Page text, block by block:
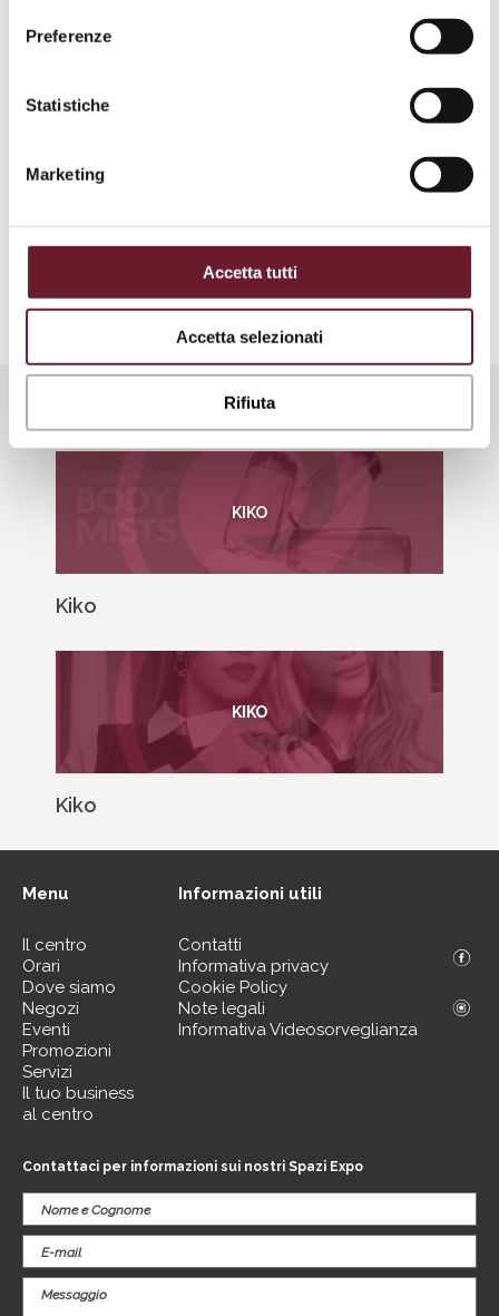
Preferenze
Statistiche
Marketing
Accetta tutti
Accetta selezionati
Rifiuta
VAI ALLA MAPPA DEL CENTRO
LE NOSTRE PROMOZIONI
KIKO
Kiko
KIKO
Kiko
Menu
Il centro
Orari
Dove siamo
Negozi
Eventi
Promozioni
Servizi
Il tuo business
al centro
Informazioni utili
Contatti
Informativa privacy
Cookie Policy
Note legali
Informativa Videosorveglianza
Contattaci per informazioni sui nostri Spazi Expo